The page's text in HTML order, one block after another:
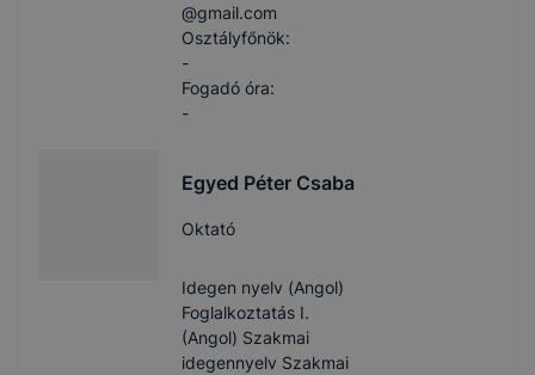
@gmail.com
Osztályfőnök:
-
Fogadó óra:
-
Egyed Péter Csaba
Oktató
Idegen nyelv (Angol)
Foglalkoztatás I.
(Angol) Szakmai
idegennyelv Szakmai